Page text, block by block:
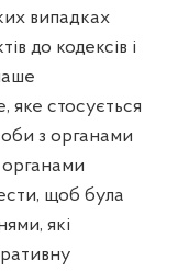
випадках
до кодексів і
яке стосується
з органами
щоб була
які